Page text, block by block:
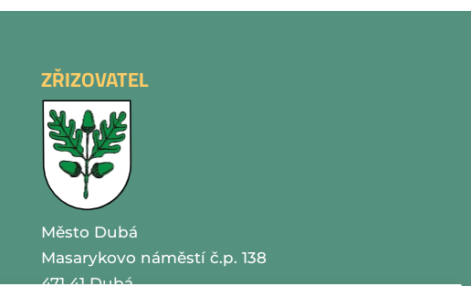
ZŘIZOVATEL
Město Dubá
Masarykovo náměstí č.p. 138